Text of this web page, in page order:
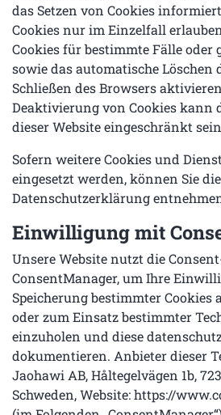
das Setzen von Cookies
Cookies nur im Einzelfall
Cookies für bestimmte Fälle oder
sowie das automatische Löschen
Schließen des Browsers
Deaktivierung von Cookies
dieser Website eingeschränkt
Sofern weitere Cookies und
eingesetzt werden, können Sie
Datenschutzerklärung
Einwilligung mit
Unsere Website nutzt die
ConsentManager, um Ihre
Speicherung bestimmter Cookies
oder zum Einsatz bestimmter
einzuholen und diese
dokumentieren. Anbieter dieser
Jaohawi AB, Håltegelvägen 1b,
Schweden, Website:https://